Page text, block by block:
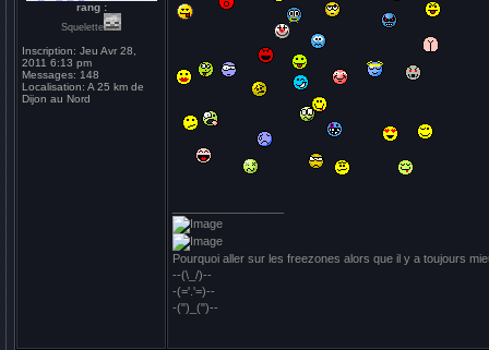
rang :
Squelette
Inscription: Jeu Avr 28,
2011 6:13 pm
Messages: 148
Localisation: A 25 km de
Dijon au Nord
Pourquoi aller sur les freezones alors que il y a toujours
--(\_/)--
-(='.'=)--
-(")_(")--